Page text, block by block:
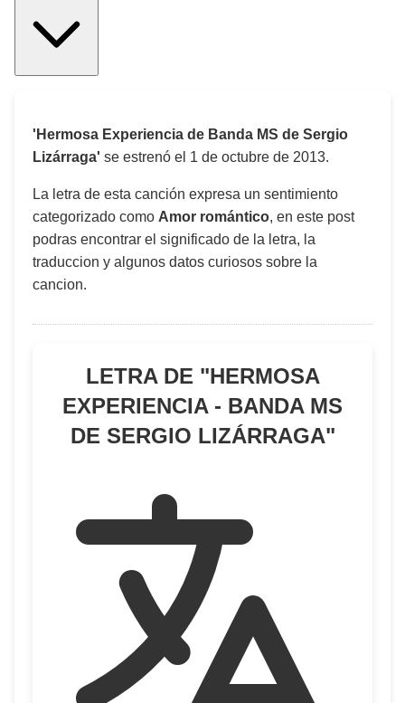
'Hermosa Experiencia de Banda MS de Sergio
Lizárraga' se estrenó el 1 de octubre de 2013.
La letra de esta canción expresa un sentimiento
categorizado como Amor romántico, en este post
podras encontrar el significado de la letra, la
traduccion y algunos datos curiosos sobre la
cancion.
LETRA DE "HERMOSA
EXPERIENCIA - BANDA MS
DE SERGIO LIZÁRRAGA"